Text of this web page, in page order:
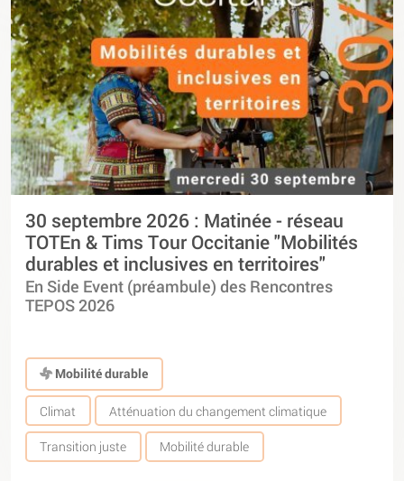
30 septembre 2026 : Matinée - réseau
TOTEn & Tims Tour Occitanie "Mobilités
durables et inclusives en territoires"
En Side Event (préambule) des Rencontres
TEPOS 2026
Mobilité durable
Climat Atténuation du changement climatique
Transition juste Mobilité durable